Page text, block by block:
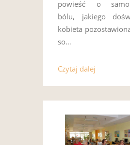
powieść o
bólu, jakiego
kobieta
so…
Czytaj dalej